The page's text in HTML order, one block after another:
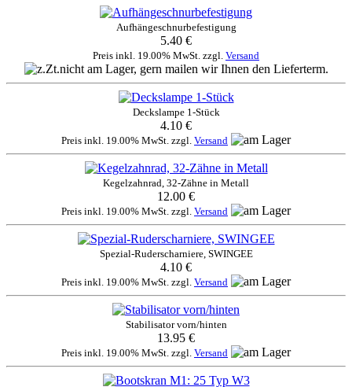
Aufhängeschnurbefestigung
5.40 €
Preis inkl. 19.00% MwSt. zzgl. Versand
Deckslampe 1-Stück
4.10 €
Preis inkl. 19.00% MwSt. zzgl. Versand
Kegelzahnrad, 32-Zähne in Metall
12.00 €
Preis inkl. 19.00% MwSt. zzgl. Versand
Spezial-Ruderscharniere, SWINGEE
4.10 €
Preis inkl. 19.00% MwSt. zzgl. Versand
Stabilisator vorn/hinten
13.95 €
Preis inkl. 19.00% MwSt. zzgl. Versand